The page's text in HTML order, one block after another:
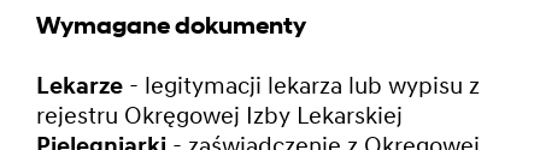
Wymagane dokumenty
Lekarze - legitymacji lekarza lub wypisu z
rejestru Okręgowej Izby Lekarskiej